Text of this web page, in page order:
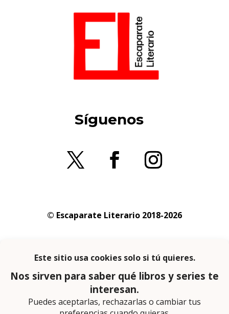
Síguenos
© Escaparate Literario 2018-2026
privacidad
En calidad de afiliado de Amazon obtengo